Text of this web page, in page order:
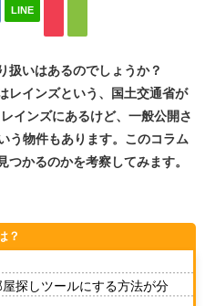
LINE
扱いはあるのでしょうか？
レインズという、国土交通省が
インズにあるけど、一般公開さ
う物件もあります。このコラム
かるのかを考察してみます。
？
探しツールにする方法が分